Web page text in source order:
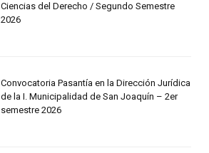
Ciencias del Derecho / Segundo Semestre
2026
Convocatoria Pasantía en la Dirección Jurídica
de la I. Municipalidad de San Joaquín – 2er
semestre 2026